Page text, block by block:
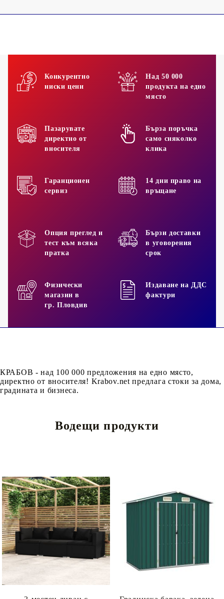
Конкурентно
ниски цени
Над 50 000
продукта на едно
място
Пазарувате
директно от
вносителя
Бърза поръчка
само сняколко
клика
Гаранционен
сервиз
14 дни право на
връщане
Опция преглед и
тест към всяка
пратка
Бързи доставки
в уговорения
срок
Физически
магазин в
гр. Пловдив
Издаване на ДДС
фактури
КРАБОВ - над 100 000 предложения на едно място,
директно от вносителя! Krabov.net предлага стоки за дома,
градината и бизнеса.
Водещи продукти